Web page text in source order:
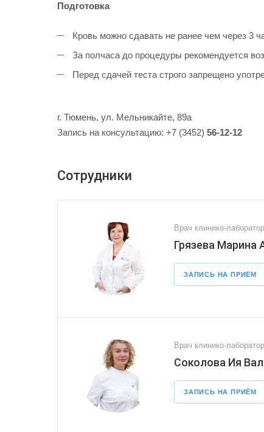
Подготовка
Кровь можно сдавать не ранее чем через 3
За полчаса до процедуры рекомендуется
Перед сдачей теста строго запрещено
г. Тюмень, ул. Мельникайте, 89а
Запись на консультацию: +7 (3452) 56-12-12
Сотрудники
Врач клинико-
Грязева Марина
ЗАПИСЬ НА ПРИЁМ
Врач клинико-
Соколова Ия
ЗАПИСЬ НА ПРИЁМ